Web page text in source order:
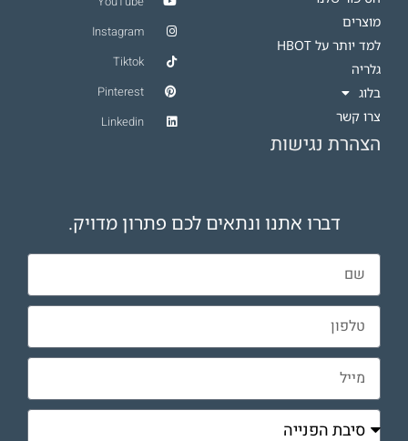
מוצרים
למד יותר על HBOT​
גלריה
בלוג
צרו קשר
הצהרת נגישות
Instagram
Tiktok
Pinterest
Linkedin
דברו אתנו ונתאים לכם פתרון מדויק.